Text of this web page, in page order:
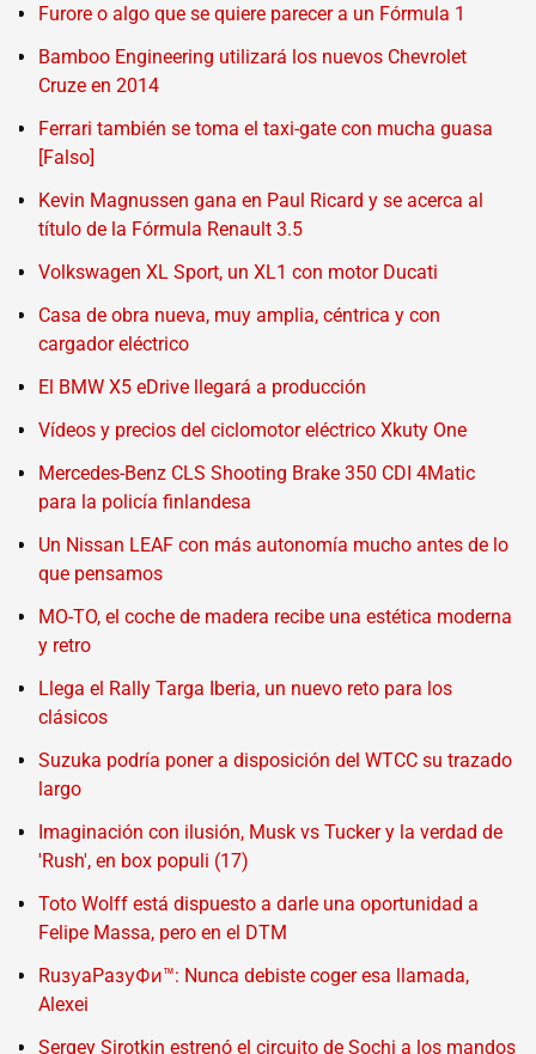
Furore o algo que se quiere parecer a un Fórmula 1
Bamboo Engineering utilizará los nuevos Chevrolet
Cruze en 2014
Ferrari también se toma el taxi-gate con mucha guasa
[Falso]
Kevin Magnussen gana en Paul Ricard y se acerca al
título de la Fórmula Renault 3.5
Volkswagen XL Sport, un XL1 con motor Ducati
Casa de obra nueva, muy amplia, céntrica y con
cargador eléctrico
El BMW X5 eDrive llegará a producción
Vídeos y precios del ciclomotor eléctrico Xkuty One
Mercedes-Benz CLS Shooting Brake 350 CDI 4Matic
para la policía finlandesa
Un Nissan LEAF con más autonomía mucho antes de lo
que pensamos
MO-TO, el coche de madera recibe una estética moderna
y retro
Llega el Rally Targa Iberia, un nuevo reto para los
clásicos
Suzuka podría poner a disposición del WTCC su trazado
largo
Imaginación con ilusión, Musk vs Tucker y la verdad de
'Rush', en box populi (17)
Toto Wolff está dispuesto a darle una oportunidad a
Felipe Massa, pero en el DTM
RuзуaPaзуФи™: Nunca debiste coger esa llamada,
Alexei
Sergey Sirotkin estrenó el circuito de Sochi a los mandos